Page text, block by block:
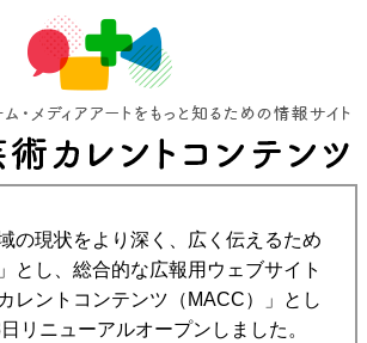
の現状をより深く、広く伝えるため
とし、総合的な広報用ウェブサイト
レントコンテンツ（MACC）」とし
リニューアルオープンしました。